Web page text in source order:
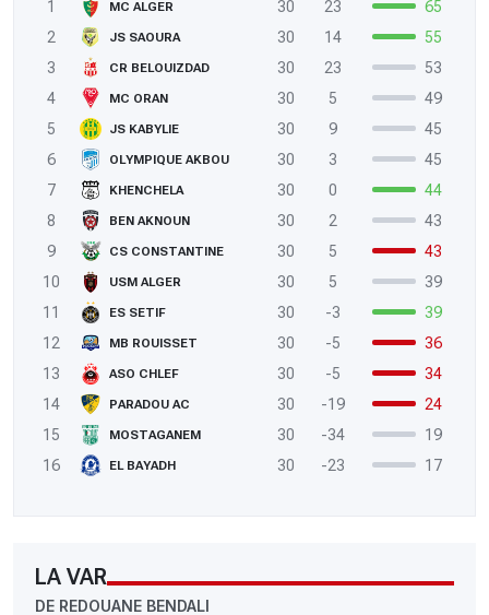
1 MC ALGER 30 23
65
2
JS SAOURA 30 14
55
3
CR BELOUIZDAD 30 23
53
4
MC ORAN 30 5
49
5
JS KABYLIE 30 9
45
6
OLYMPIQUE AKBOU 30 3
45
7
KHENCHELA 30 0
44
8
BEN AKNOUN 30 2
43
9
CS CONSTANTINE 30 5
43
10
USM ALGER 30 5
39
11
ES SETIF 30 -3
39
12
MB ROUISSET 30 -5
36
13
ASO CHLEF 30 -5
34
14
PARADOU AC 30 -19
24
15
MOSTAGANEM 30 -34
19
16
EL BAYADH 30 -23 17
LA VAR
DE REDOUANE BENDALI